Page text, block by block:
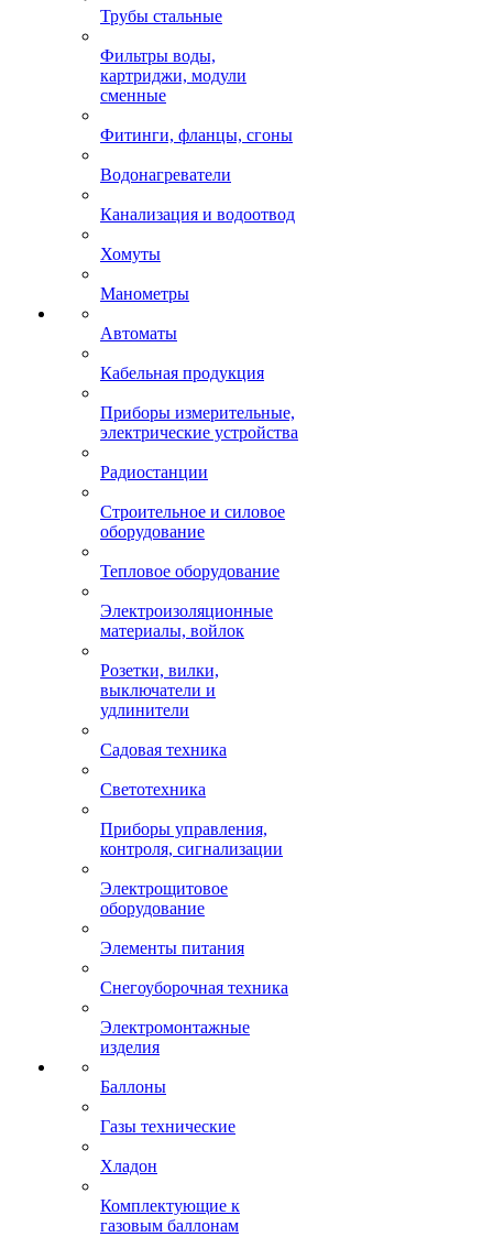
Трубы стальные
Фильтры воды,
картриджи, модули
сменные
Фитинги, фланцы, сгоны
Водонагреватели
Канализация и водоотвод
Хомуты
Манометры
Автоматы
Кабельная продукция
Приборы измерительные,
электрические устройства
Радиостанции
Строительное и силовое
оборудование
Тепловое оборудование
Электроизоляционные
материалы, войлок
Розетки, вилки,
выключатели и
удлинители
Садовая техника
Светотехника
Приборы управления,
контроля, сигнализации
Электрощитовое
оборудование
Элементы питания
Снегоуборочная техника
Электромонтажные
изделия
Баллоны
Газы технические
Хладон
Комплектующие к
газовым баллонам